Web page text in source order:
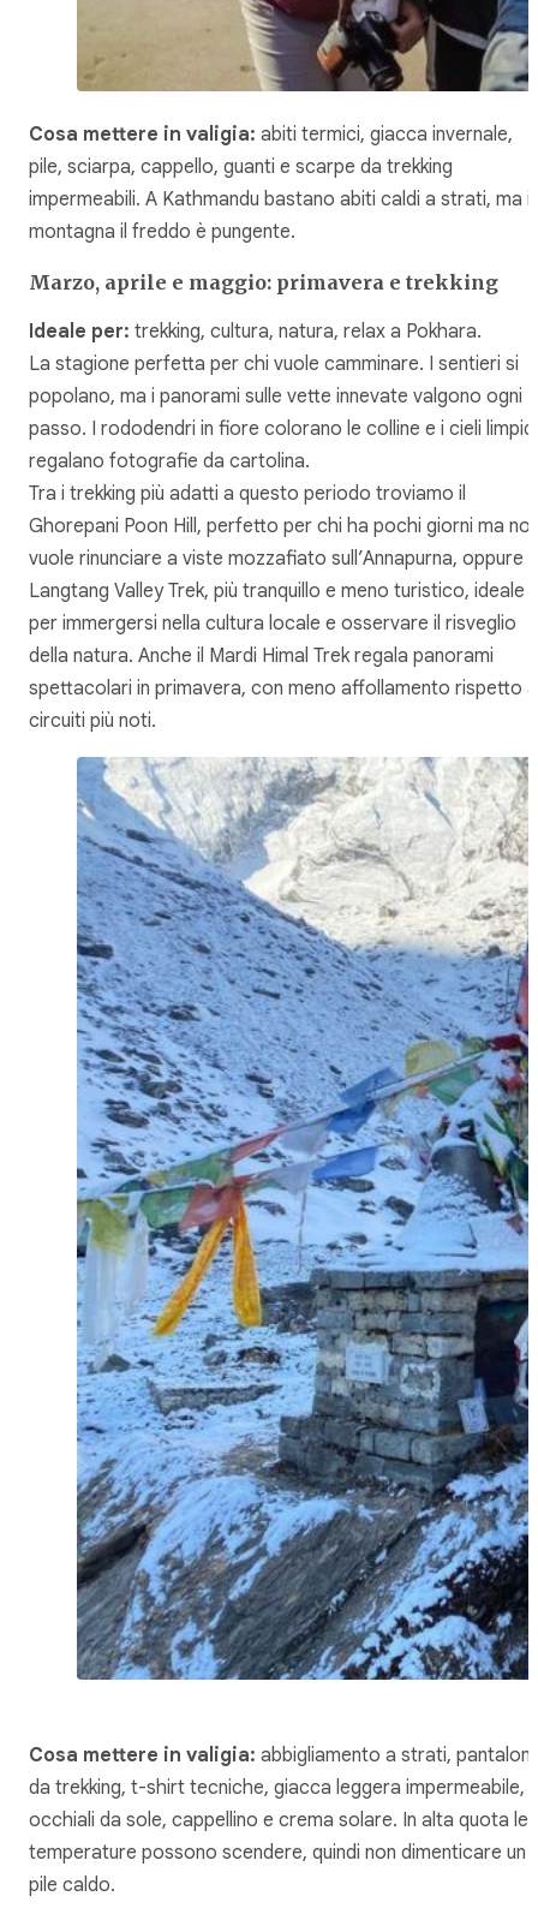
Cosa mettere in valigia: abiti termici, giacca invernale,
pile, sciarpa, cappello, guanti e scarpe da trekking
impermeabili. A Kathmandu bastano abiti caldi a strati, ma
montagna il freddo è pungente.
Marzo, aprile e maggio: primavera e trekking
Ideale per: trekking, cultura, natura, relax a Pokhara.
La stagione perfetta per chi vuole camminare. I sentieri si
popolano, ma i panorami sulle vette innevate valgono ogni
passo. I rododendri in fiore colorano le colline e i cieli limpidi
regalano fotografie da cartolina.
Tra i trekking più adatti a questo periodo troviamo il
Ghorepani Poon Hill, perfetto per chi ha pochi giorni ma
vuole rinunciare a viste mozzafiato sull’Annapurna, oppure il
Langtang Valley Trek, più tranquillo e meno turistico, ideale
per immergersi nella cultura locale e osservare il risveglio
della natura. Anche il Mardi Himal Trek regala panorami
spettacolari in primavera, con meno affollamento rispetto
circuiti più noti.
Cosa mettere in valigia: abbigliamento a strati, pantaloni
da trekking, t-shirt tecniche, giacca leggera impermeabile,
occhiali da sole, cappellino e crema solare. In alta quota le
temperature possono scendere, quindi non dimenticare un
pile caldo.